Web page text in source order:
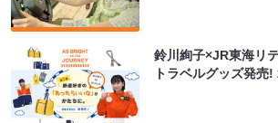
鈴川絢子×JR東海リ
トラベルグッズ発売!